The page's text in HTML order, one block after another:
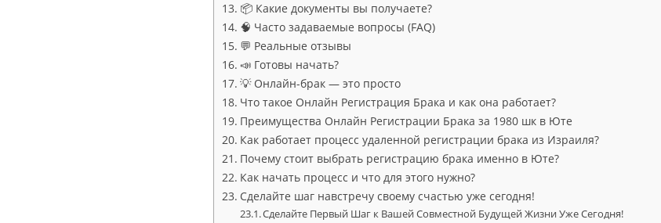
📦 Какие документы вы получаете?
🧠 Часто задаваемые вопросы (FAQ)
💬 Реальные отзывы
📣 Готовы начать?
💡 Онлайн-брак — это просто
Что такое Онлайн Регистрация Брака и как она работает?
Преимущества Онлайн Регистрации Брака за 1980 шк в Юте
Как работает процесс удаленной регистрации брака из Израиля?
Почему стоит выбрать регистрацию брака именно в Юте?
Как начать процесс и что для этого нужно?
Сделайте шаг навстречу своему счастью уже сегодня!
Сделайте Первый Шаг к Вашей Совместной Будущей Жизни Уже Сегодня!